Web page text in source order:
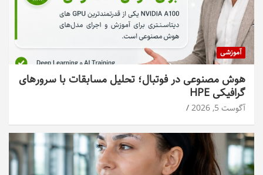
آموزشی
هوش مصنوعی در فوتبال؛ تحلیل مسابقات با سرورهای
گرافیکی HPE
آگوست 5, 2026